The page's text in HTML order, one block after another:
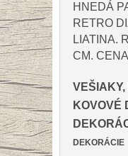
HNEDÁ
RETRO
LIATINA.
CM.
KOVOVÉ
DEKORÁCIE